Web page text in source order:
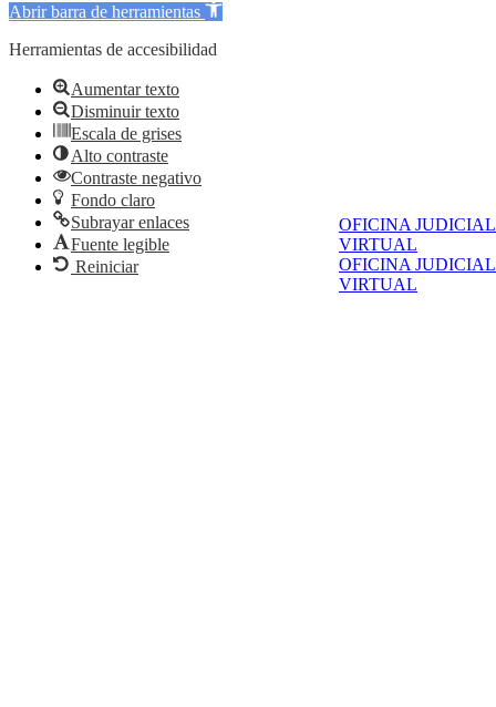
OFICINA JUDICIAL
VIRTUAL
OFICINA JUDICIAL
VIRTUAL
Abrir barra de herramientas
Herramientas de accesibilidad
Aumentar texto
Disminuir texto
Escala de grises
Alto contraste
Contraste negativo
Fondo claro
Subrayar enlaces
Fuente legible
Reiniciar